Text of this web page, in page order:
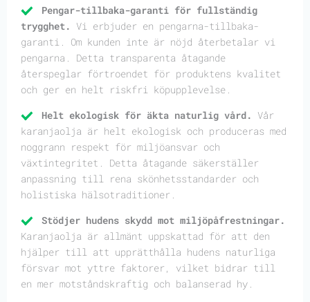
Pengar-tillbaka-garanti för fullständig
trygghet. Vi erbjuder en pengarna-tillbaka-
garanti. Om kunden inte är nöjd återbetalar vi
pengarna. Detta transparenta åtagande
återspeglar förtroendet för produktens kvalitet
och ger en helt riskfri köpupplevelse.
Helt ekologisk för äkta naturlig vård. Vår
karanjaolja är helt ekologisk och produceras med
noggrann respekt för miljöansvar och
växtintegritet. Detta åtagande säkerställer
anpassning till rena skönhetsstandarder och
holistiska hälsotraditioner.
Stödjer hudens skydd mot miljöpåfrestningar.
Karanjaolja är allmänt uppskattad för att den
hjälper till att upprätthålla hudens naturliga
försvar mot yttre faktorer, vilket bidrar till
en mer motståndskraftig och balanserad hy.